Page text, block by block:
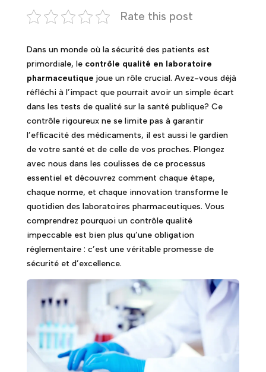
Rate this post
Dans un monde où la sécurité des patients est
primordiale, le contrôle qualité en laboratoire
pharmaceutique joue un rôle crucial. Avez-vous déjà
réfléchi à l’impact que pourrait avoir un simple écart
dans les tests de qualité sur la santé publique? Ce
contrôle rigoureux ne se limite pas à garantir
l’efficacité des médicaments, il est aussi le gardien
de votre santé et de celle de vos proches. Plongez
avec nous dans les coulisses de ce processus
essentiel et découvrez comment chaque étape,
chaque norme, et chaque innovation transforme le
quotidien des laboratoires pharmaceutiques. Vous
comprendrez pourquoi un contrôle qualité
impeccable est bien plus qu’une obligation
réglementaire : c’est une véritable promesse de
sécurité et d’excellence.